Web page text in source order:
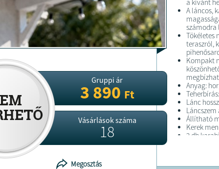
Gruppi ár
3 890Ft
Vásárlások száma
18
Megosztás
a kívánt
A láncos,
számodra
Tökéletes
teraszról,
Kompakt
Anyag:
Lánc
Állítható
Kerek
2 db